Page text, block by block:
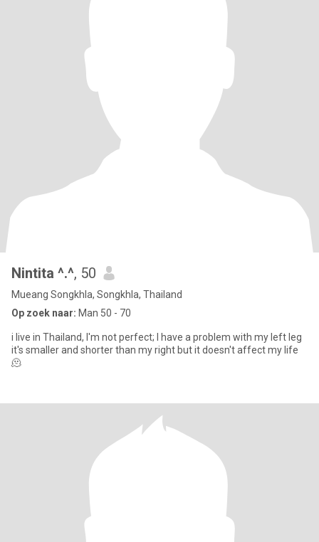
Nintita ^.^, 50
Mueang Songkhla, Songkhla, Thailand
Op zoek naar: Man 50 - 70
i live in Thailand, I'm not perfect; I have a problem with my left leg
it's smaller and shorter than my right but it doesn't affect my life
🫠